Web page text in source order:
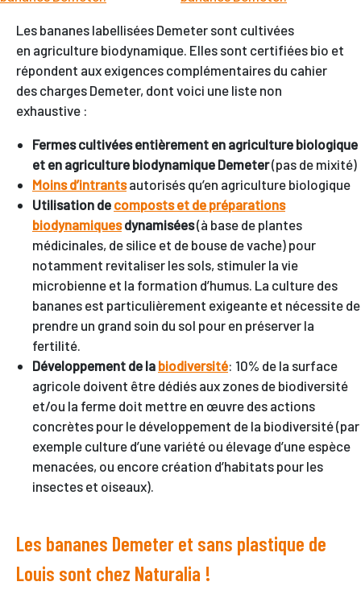
Les bananes labellisées Demeter sont cultivées
en agriculture biodynamique. Elles sont certifiées bio et
répondent aux exigences complémentaires du cahier
des charges Demeter, dont voici une liste non
exhaustive :
Fermes cultivées entièrement en agriculture biologique
et en agriculture biodynamique Demeter(pas de mixité)
Moins d’intrantsautorisés qu’en agriculture biologique
Utilisation de composts et de préparations
biodynamiques dynamisées(à base de plantes
médicinales, de silice et de bouse de vache) pour
notamment revitaliser les sols, stimuler la vie
microbienne et la formation d’humus. La culture des
bananes est particulièrement exigeante et nécessite de
prendre un grand soin du sol pour en préserver la
fertilité.
Développement de la biodiversité: 10% de la surface
agricole doivent être dédiés aux zones de biodiversité
et/ou la ferme doit mettre en œuvre des actions
concrètes pour le développement de la biodiversité (par
exemple culture d’une variété ou élevage d’une espèce
menacées, ou encore création d’habitats pour les
insectes et oiseaux).
Les bananes Demeter et sans plastique de
Louis sont chez Naturalia !